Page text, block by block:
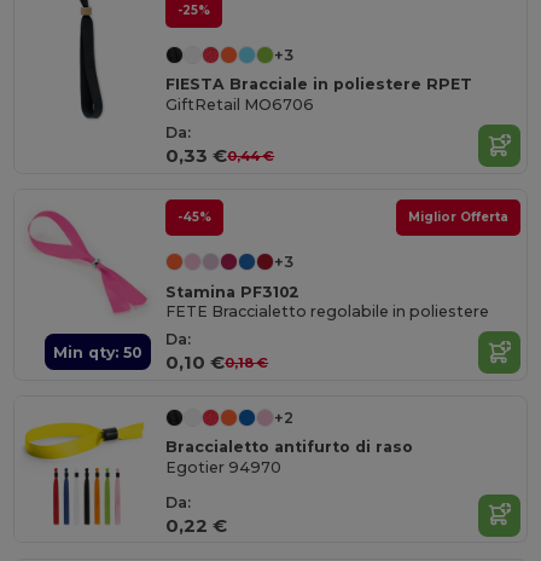
-25%
+3
FIESTA Bracciale in poliestere RPET
GiftRetail MO6706
Da:
0,33 €0,44 €
Min qty: 50
-45% Miglior Offerta
+3
Stamina PF3102
FETE Braccialetto regolabile in poliestere
Da:
0,10 €0,18 €
+2
Braccialetto antifurto di raso
Egotier 94970
Da:
0,22 €